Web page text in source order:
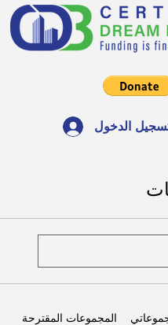
الدخول
المجموعات المقترحة